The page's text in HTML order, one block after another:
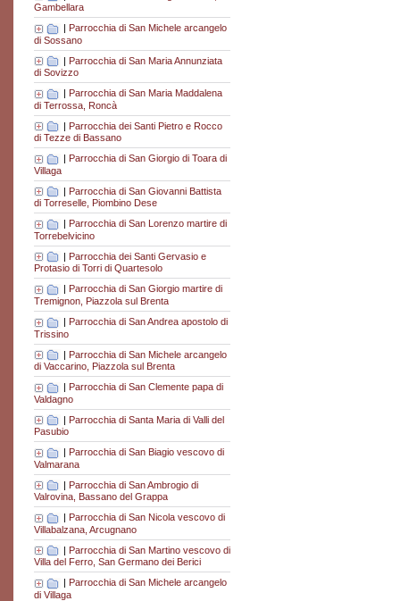
Gambellara
| Parrocchia di San Michele arcangelo
di Sossano
| Parrocchia di San Maria Annunziata
di Sovizzo
| Parrocchia di San Maria Maddalena
di Terrossa, Roncà
| Parrocchia dei Santi Pietro e Rocco
di Tezze di Bassano
Parrocchia di San Giorgio di Toara di
Villaga
| Parrocchia di San Giovanni Battista
di Torreselle, Piombino Dese
Parrocchia di San Lorenzo martire di
Torrebelvicino
| Parrocchia dei Santi Gervasio e
Protasio di Torri di Quartesolo
Parrocchia di San Giorgio martire di
Tremignon, Piazzola sul Brenta
| Parrocchia di San Andrea apostolo di
Trissino
| Parrocchia di San Michele arcangelo
di Vaccarino, Piazzola sul Brenta
| Parrocchia di San Clemente papa di
Valdagno
| Parrocchia di Santa Maria di Valli del
Pasubio
| Parrocchia di San Biagio vescovo di
Valmarana
| Parrocchia di San Ambrogio di
Valrovina, Bassano del Grappa
Parrocchia di San Nicola vescovo di
Villabalzana, Arcugnano
| Parrocchia di San Martino vescovo di
Villa del Ferro, San Germano dei Berici
Parrocchia di San Michele arcangelo
di Villaga